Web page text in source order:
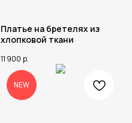
Платье на бретелях из
хлопковой ткани
11 900 р.
NEW